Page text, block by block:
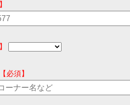
【必須】